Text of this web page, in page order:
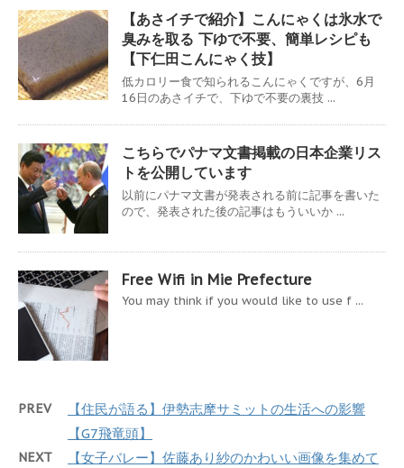
【あさイチで紹介】こんにゃくは氷水で
臭みを取る 下ゆで不要、簡単レシピも
【下仁田こんにゃく技】
低カロリー食で知られるこんにゃくですが、6月
16日のあさイチで、下ゆで不要の裏技 ...
こちらでパナマ文書掲載の日本企業リス
トを公開しています
以前にパナマ文書が発表される前に記事を書いた
ので、発表された後の記事はもういいか ...
Free Wifi in Mie Prefecture
You may think if you would like to use f ...
PREV
【住民が語る】伊勢志摩サミットの生活への影響
【G7飛竜頭】
NEXT
【女子バレー】佐藤あり紗のかわいい画像を集めて